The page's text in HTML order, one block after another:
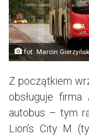
fot. Marcin
Z początkiem
obsługuje firma
autobus – tym
Lion’s City M